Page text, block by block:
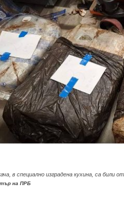
в специално изградена кухина, са
на ПРБ